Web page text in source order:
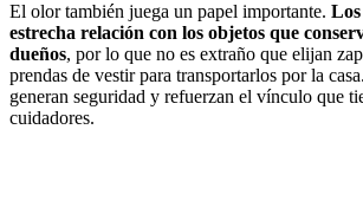
El olor también juega un papel importante.
estrecha relación con los objetos que
dueños, por lo que no es extraño que elijan
prendas de vestir para transportarlos por la
generan seguridad y refuerzan el vínculo que
cuidadores.